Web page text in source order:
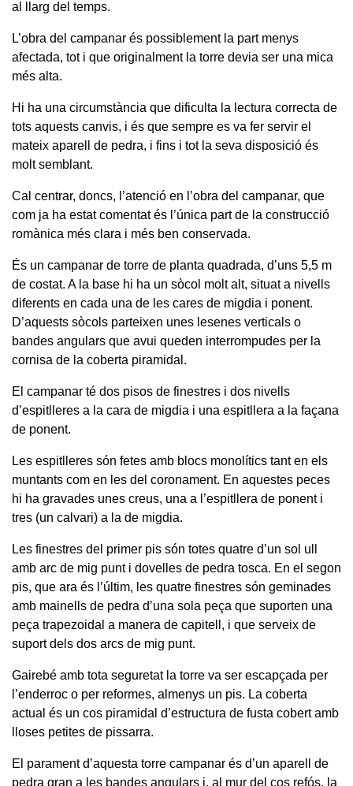
al llarg del temps.
L’obra del campanar és possiblement la part menys
afectada, tot i que originalment la torre devia ser una mica
més alta.
Hi ha una circumstància que dificulta la lectura correcta de
tots aquests canvis, i és que sempre es va fer servir el
mateix aparell de pedra, i fins i tot la seva disposició és
molt semblant.
Cal centrar, doncs, l’atenció en l’obra del campanar, que
com ja ha estat comentat és l’única part de la construcció
romànica més clara i més ben conservada.
És un campanar de torre de planta quadrada, d’uns 5,5 m
de costat. A la base hi ha un sòcol molt alt, situat a nivells
diferents en cada una de les cares de migdia i ponent.
D’aquests sòcols parteixen unes lesenes verticals o
bandes angulars que avui queden interrompudes per la
cornisa de la coberta piramidal.
El campanar té dos pisos de finestres i dos nivells
d’espitlleres a la cara de migdia i una espitllera a la façana
de ponent.
Les espitlleres són fetes amb blocs monolítics tant en els
muntants com en les del coronament. En aquestes peces
hi ha gravades unes creus, una a l’espitllera de ponent i
tres (un calvari) a la de migdia.
Les finestres del primer pis són totes quatre d’un sol ull
amb arc de mig punt i dovelles de pedra tosca. En el segon
pis, que ara és l’últim, les quatre finestres són geminades
amb mainells de pedra d’una sola peça que suporten una
peça trapezoidal a manera de capitell, i que serveix de
suport dels dos arcs de mig punt.
Gairebé amb tota seguretat la torre va ser escapçada per
l’enderroc o per reformes, almenys un pis. La coberta
actual és un cos piramidal d’estructura de fusta cobert amb
lloses petites de pissarra.
El parament d’aquesta torre campanar és d’un aparell de
pedra gran a les bandes angulars i, al mur del cos refós, la